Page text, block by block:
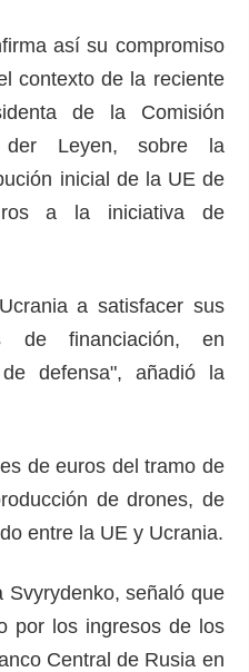
así su compromiso
contexto de la reciente
de la Comisión
der Leyen, sobre la
inicial de la UE de
a la iniciativa de
a satisfacer sus
de financiación, en
defensa", añadió la
de euros del tramo de
de drones, de
entre la UE y Ucrania.
Svyrydenko, señaló que
por los ingresos de los
Central de Rusia en